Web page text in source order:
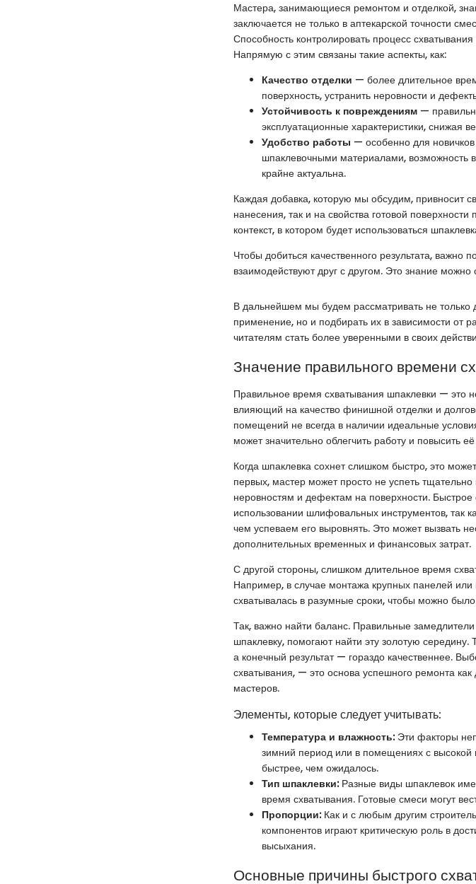
Мастера, занимающиеся ремонтом и отделкой,
заключается не только в аптекарской точности
Способность контролировать процесс
Напрямую с этим связаны такие аспекты, как:
Качество отделки — более длительное
поверхность, устранить неровности и
Устойчивость к повреждениям —
эксплуатационные характеристики, снижая
Удобство работы — особенно для
шпаклевочными материалами, возможность
крайне актуальна.
Каждая добавка, которую мы обсудим, привносит
нанесения, так и на свойства готовой
контекст, в котором будет использоваться
Чтобы добиться качественного результата, важно
взаимодействуют друг с другом. Это знание можно
В дальнейшем мы будем рассматривать не
применение, но и подбирать их в зависимости от
читателям стать более уверенными в своих
Значение правильного времени
Правильное время схватывания шпаклевки — это
влияющий на качество финишной отделки и
помещений не всегда в наличии идеальные
может значительно облегчить работу и повысить
Когда шпаклевка сохнет слишком быстро, это
первых, мастер может просто не успеть
неровностям и дефектам на поверхности.
использовании шлифовальных инструментов, так
чем успеваем его выровнять. Это может вызвать
дополнительных временных и финансовых затрат.
С другой стороны, слишком длительное время
Например, в случае монтажа крупных панелей
схватывалась в разумные сроки, чтобы можно
Так, важно найти баланс. Правильные
шпаклевку, помогают найти эту золотую
а конечный результат — гораздо качественнее.
схватывания, — это основа успешного ремонта
мастеров.
Элементы, которые следует учитывать:
Температура и влажность:Эти факторы
зимний период или в помещениях с
быстрее, чем ожидалось.
Тип шпаклевки:Разные виды шпаклевок
время схватывания. Готовые смеси могут
Пропорции:Как и с любым другим
компонентов играют критическую роль в
высыхания.
Основные причины быстрого